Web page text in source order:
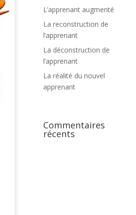
L’apprenant augmenté
La reconstruction de
l’apprenant
La déconstruction de
l’apprenant
La réalité du nouvel
apprenant
Commentaires
récents